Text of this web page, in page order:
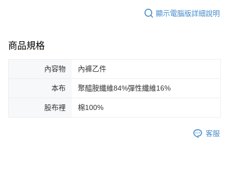
顯示電腦版詳細說明
商品規格
內容物 內褲乙件
本布 聚醯胺纖維84%彈性纖維16%
股布裡 棉100%
客服